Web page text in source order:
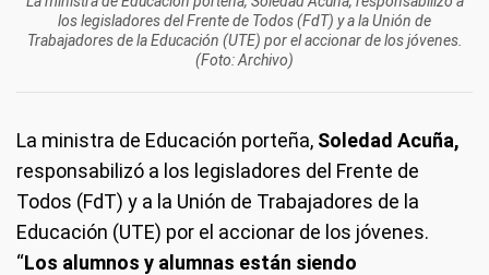
los legisladores del Frente de Todos (FdT) y a la Unión de
Trabajadores de la Educación (UTE) por el accionar de los jóvenes.
(Foto: Archivo)
La ministra de Educación porteña, Soledad Acuña,
responsabilizó a los legisladores del Frente de
Todos (FdT) y a la Unión de Trabajadores de la
Educación (UTE) por el accionar de los jóvenes.
“Los alumnos y alumnas están siendo